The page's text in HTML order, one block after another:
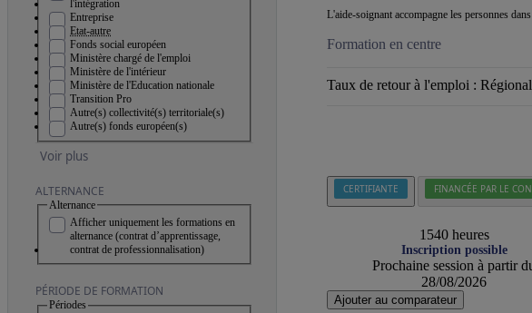
l'intégration
Entreprise
Etat-autre
Fonds social européen
Ministère chargé de l'emploi
Ministère de l'intérieur
Ministère de l'Education nationale
Transition Pro
Autre(s) collectivité(s) territoriale(s)
Autre(s) fonds européen(s)
Voir plus
ALTERNANCE
Alternance
Afficher uniquement les formations en
alternance (contrat d’apprentissage,
contrat de professionnalisation)
PÉRIODE DE FORMATION
Périodes
L'aide-soignant accompagne les personnes
Formation en centre
Taux de retour à l'emploi : Régional
CERTIFIANTE FINANCÉE PAR LE
1540 heures
Inscription possible
Prochaine session à partir
28/08/2026
Ajouter au comparateur